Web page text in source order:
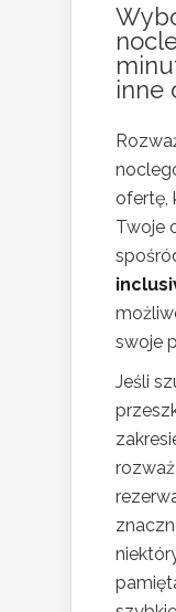
inne
ofertę,
Twoje
swoje
Jeśli